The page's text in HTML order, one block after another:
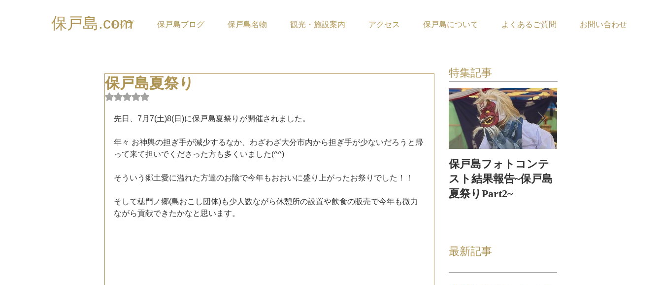
保戸島.com
トップ 保戸島ブログ 保戸島名物 観光・施設案内 アクセス 保戸島について よくあるご質問 お問い合わせ
保戸島夏祭り
5つ星のうちNaNと評価されています。
先日、7月7(土)8(日)に保戸島夏祭りが開催されました。
年々 お神輿の担ぎ手が減少するなか、わざわざ大分市内から担ぎ手が少ないだろうと帰
って来て担いでくださった方も多くいました(^^)
そういう郷土愛に溢れた方達のお陰で今年もおおいに盛り上がったお祭りでした！！
そして穂門ノ郷(島おこし団体)も少人数ながら休憩所の設置や飲食の販売で今年も微力
ながら貢献できたかなと思います。
特集記事
保戸島フォトコンテ
スト結果報告~保戸島
夏祭りPart2~
最新記事